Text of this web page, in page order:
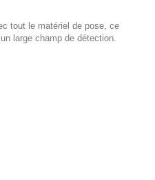
tout le matériel de pose, ce
large champ de détection.